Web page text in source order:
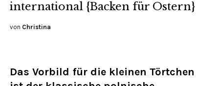
international {Backen für Ostern}
von Christina
Das Vorbild für die kleinen Törtchen